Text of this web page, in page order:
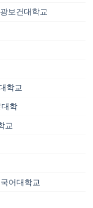
광보건대학교
학교
대학
교
국어대학교